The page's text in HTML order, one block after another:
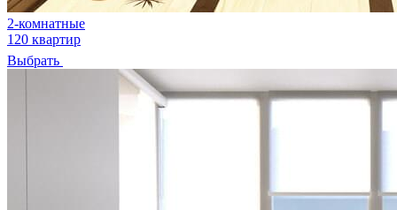
2-комнатные
120 квартир
Выбрать